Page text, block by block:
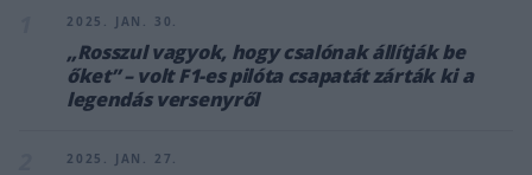
2025. JAN. 30.
„Rosszul vagyok, hogy csalónak állítják be
őket” – volt F1-es pilóta csapatát zárták ki a
legendás versenyről
2025. JAN. 27.